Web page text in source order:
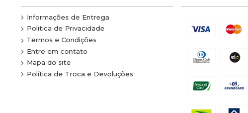
Informações de Entrega
Politica de Privacidade
Termos e Condições
Entre em contato
Mapa do site
Política de Troca e Devoluções